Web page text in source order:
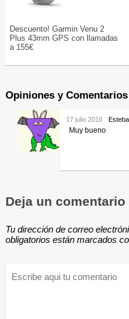
Descuento! Garmin Venu 2
Plus 43mm GPS con llamadas
a 155€
Opiniones y Comentarios
17 julio 2018
Muy bueno
Deja un comentario
Tu dirección de correo
obligatorios están marcados